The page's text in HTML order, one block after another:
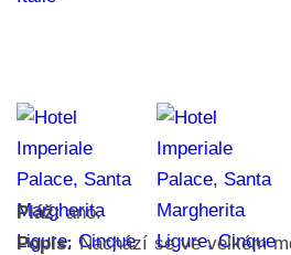
Pláž:ano.
Popis: Nachází se ve velkém